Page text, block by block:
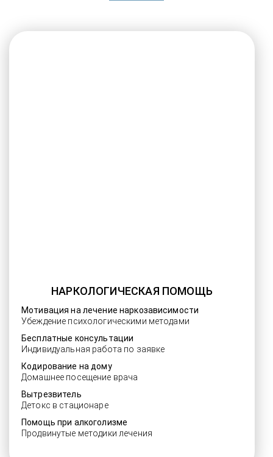
НАРКОЛОГИЧЕСКАЯ ПОМОЩЬ
Мотивация на лечение наркозависимости
Убеждение психологическими методами
Бесплатные консультации
Индивидуальная работа по заявке
Кодирование на дому
Домашнее посещение врача
Вытрезвитель
Детокс в стационаре
Помощь при алкоголизме
Продвинутые методики лечения